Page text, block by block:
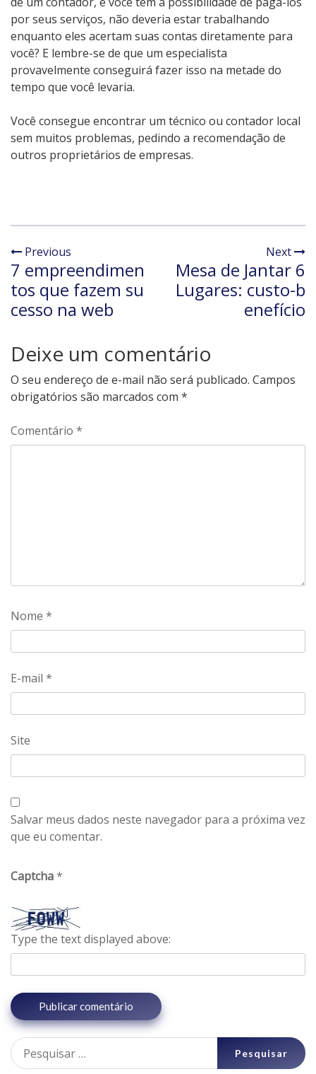
por seus serviços, não deveria estar trabalhando
enquanto eles acertam suas contas diretamente para
você? E lembre-se de que um especialista
provavelmente conseguirá fazer isso na metade do
tempo que você levaria.
Você consegue encontrar um técnico ou contador local
sem muitos problemas, pedindo a recomendação de
outros proprietários de empresas.
Previous
7 empreendimen
tos que fazem su
cesso na web
Next
Mesa de Jantar 6
Lugares: custo-b
enefício
Deixe um comentário
O seu endereço de e-mail não será publicado. Campos
obrigatórios são marcados com *
Comentário *
Nome *
E-mail *
Site
Salvar meus dados neste navegador para a próxima vez
que eu comentar.
Captcha*
Type the text displayed above:
Pesquisar
por: